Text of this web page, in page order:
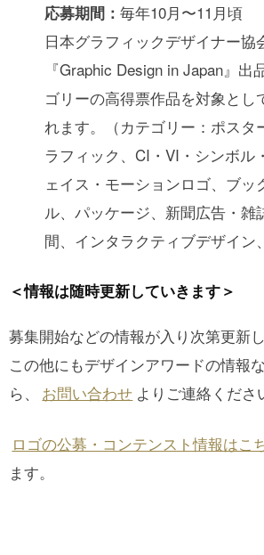
応募期間： 毎年10月〜11月頃
日本グラフィックデザイナー協
『Graphic Design in Japan』出
ゴリーの高得票作品を対象とし
れます。（カテゴリー：ポスタ
ラフィック、CI・VI・シンボル
ェイス・モーションロゴ、ブッ
ル、パッケージ、新聞広告・雑
間、インタラクティブデザイン
＜情報は随時更新していきます＞
募集開始などの情報が入り次第更新し
この他にもデザインアワードの情報
ら、
お問い合わせ よりご連絡くださ
ロゴの公募・コンテンスト情報はこ
ます。